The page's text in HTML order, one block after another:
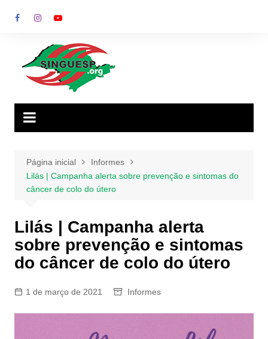
para
Página inicial
Informes
Lilás | Campanha alerta sobre prevenção e sintomas do
câncer de colo do útero
Lilás | Campanha alerta
sobre prevenção e sintomas
do câncer de colo do útero
1 de março de 2021 Informes